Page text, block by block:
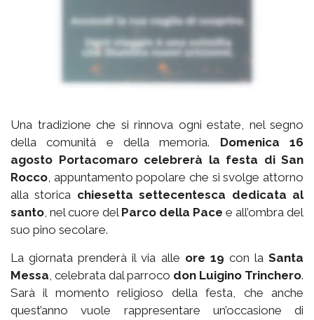
Una tradizione che si rinnova ogni estate, nel segno
della comunità e della memoria. Domenica 16
agosto Portacomaro celebrerà la festa di San
Rocco, appuntamento popolare che si svolge attorno
alla storica chiesetta settecentesca dedicata al
santo, nel cuore del Parco della Pace e all’ombra del
suo pino secolare.
La giornata prenderà il via alle ore 19 con laSanta
Messa, celebrata dal parroco don Luigino Trinchero.
Sarà il momento religioso della festa, che anche
quest’anno vuole rappresentare un’occasione di